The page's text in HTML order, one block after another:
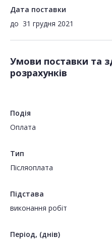
Дата поставки
до 31 грудня 2021
Умови поставки та
розрахунків
Подія
Оплата
Тип
Пiсляоплата
Підстава
виконання робіт
Період, (днів)